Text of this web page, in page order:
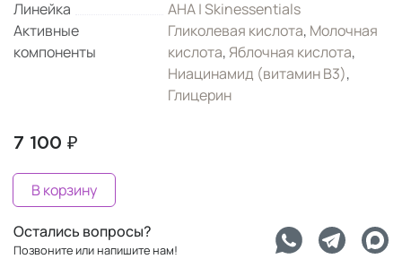
Линейка
AHA | Skinessentials
Активные
компоненты
Гликолевая кислота, Молочная
кислота, Яблочная кислота,
Ниацинамид (витамин B3),
Глицерин
7 100 ₽
В корзину
Остались вопросы?
Позвоните или напишите нам!